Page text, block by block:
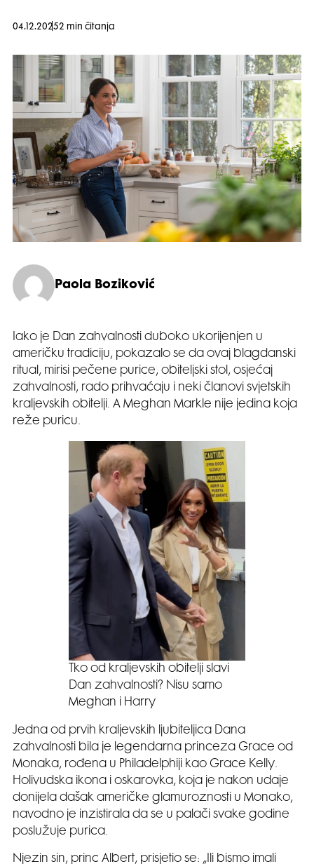
04.12.20252 min čitanja
Paola Boziković
Iako je Dan zahvalnosti duboko ukorijenjen u
američku tradiciju, pokazalo se da ovaj blagdanski
ritual, mirisi pečene purice, obiteljski stol, osjećaj
zahvalnosti, rado prihvaćaju i neki članovi svjetskih
kraljevskih obitelji. A Meghan Markle nije jedina koja
reže puricu.
Tko od kraljevskih obitelji slavi
Dan zahvalnosti? Nisu samo
Meghan i Harry
Jedna od prvih kraljevskih ljubiteljica Dana
zahvalnosti bila je legendarna princeza Grace od
Monaka, rođena u Philadelphiji kao Grace Kelly.
Holivudska ikona i oskarovka, koja je nakon udaje
donijela dašak američke glamuroznosti u Monako,
navodno je inzistirala da se u palači svake godine
poslužuje purica.
Njezin sin, princ Albert, prisjetio se: „Ili bismo imali